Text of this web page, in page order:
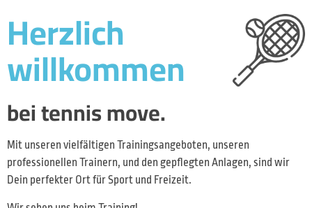
Herzlich
willkommen
bei tennis move.
Mit unseren vielfältigen Trainingsangeboten, unseren
professionellen Trainern, und den gepflegten Anlagen, sind wir
Dein perfekter Ort für Sport und Freizeit.